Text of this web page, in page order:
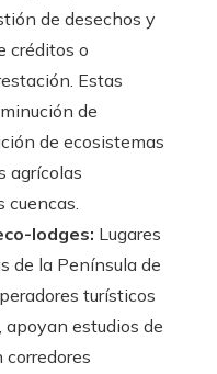
de desechos y
créditos o
Estas
de
de ecosistemas
agrícolas
lodges: Lugares
de la Península de
turísticos
apoyan estudios de